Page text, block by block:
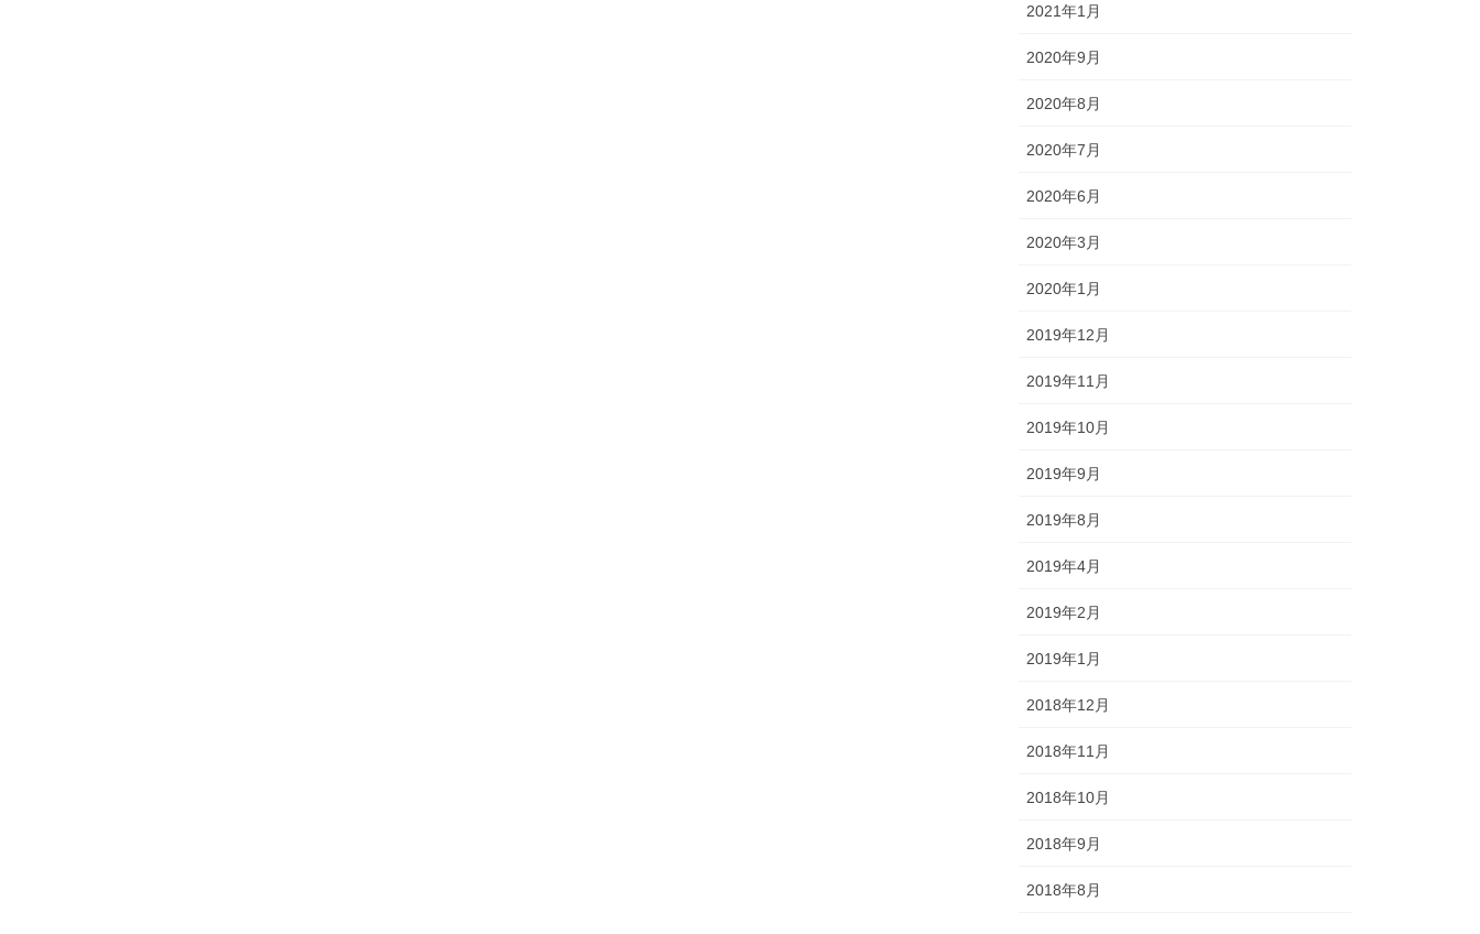
2021年1月
2020年9月
2020年8月
2020年7月
2020年6月
2020年3月
2020年1月
2019年12月
2019年11月
2019年10月
2019年9月
2019年8月
2019年4月
2019年2月
2019年1月
2018年12月
2018年11月
2018年10月
2018年9月
2018年8月